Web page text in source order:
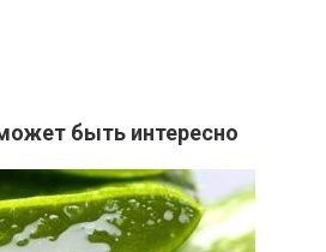
быть интересно